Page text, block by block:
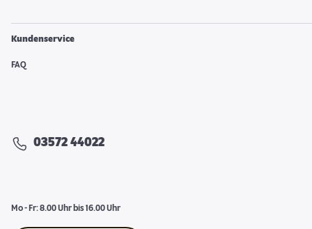
Kundenservice
FAQ
03572 44022
Mo - Fr: 8.00 Uhr bis 16.00 Uhr